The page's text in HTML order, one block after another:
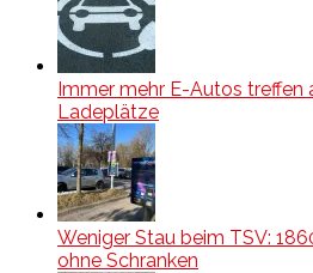
Immer mehr E-Autos treffen
Ladeplätze
Weniger Stau beim TSV:
ohne Schranken